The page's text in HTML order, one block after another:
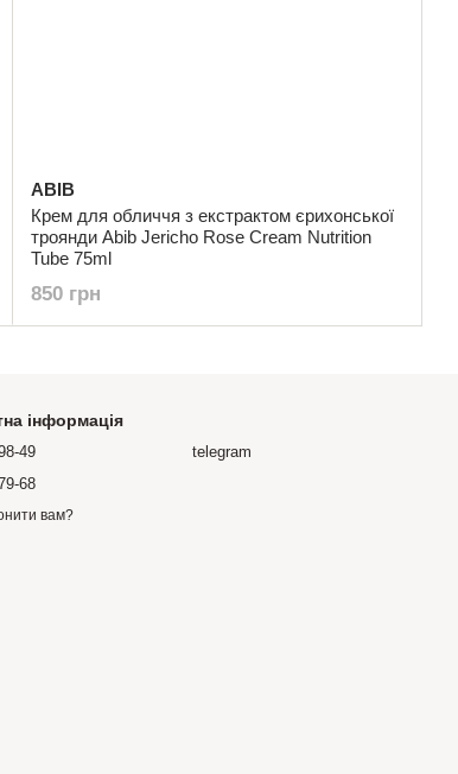
ABIB
Крем для обличчя з екстрактом єрихонської
троянди Abib Jericho Rose Cream Nutrition
Tube 75ml
850 грн
інформація
49
68
вам?
telegram